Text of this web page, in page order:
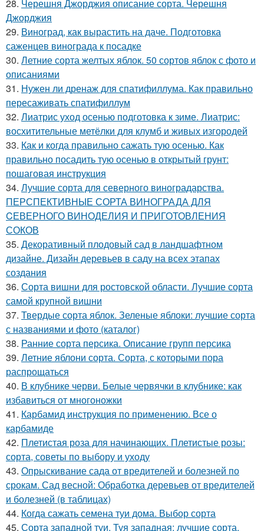
28. Черешня Джорджия описание сорта. Черешня
Джорджия
29. Виноград, как вырастить на даче. Подготовка
саженцев винограда к посадке
30. Летние сорта желтых яблок. 50 сортов яблок с фото и
описаниями
31. Нужен ли дренаж для спатифиллума. Как правильно
пересаживать спатифиллум
32. Лиатрис уход осенью подготовка к зиме. Лиатрис:
восхитительные метёлки для клумб и живых изгородей
33. Как и когда правильно сажать тую осенью. Как
правильно посадить тую осенью в открытый грунт:
пошаговая инструкция
34. Лучшие сорта для северного виноградарства.
ПЕРСПЕКТИВНЫЕ СОРТА ВИНОГРАДА ДЛЯ
CЕВЕРНОГО ВИНОДЕЛИЯ И ПРИГОТОВЛЕНИЯ
СОКОВ
35. Декоративный плодовый сад в ландшафтном
дизайне. Дизайн деревьев в саду на всех этапах
создания
36. Сорта вишни для ростовской области. Лучшие сорта
самой крупной вишни
37. Твердые сорта яблок. Зеленые яблоки: лучшие сорта
с названиями и фото (каталог)
38. Ранние сорта персика. Описание групп персика
39. Летние яблони сорта. Сорта, с которыми пора
распрощаться
40. В клубнике черви. Белые червячки в клубнике: как
избавиться от многоножки
41. Карбамид инструкция по применению. Все о
карбамиде
42. Плетистая роза для начинающих. Плетистые розы:
сорта, советы по выбору и уходу
43. Опрыскивание сада от вредителей и болезней по
срокам. Сад весной: Обработка деревьев от вредителей
и болезней (в таблицах)
44. Когда сажать семена туи дома. Выбор сорта
45. Сорта западной туи. Туя западная: лучшие сорта,